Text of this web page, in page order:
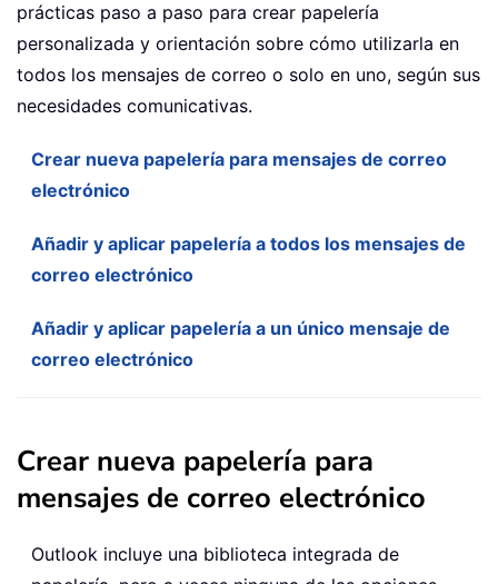
prácticas paso a paso para crear papelería
personalizada y orientación sobre cómo utilizarla en
todos los mensajes de correo o solo en uno, según sus
necesidades comunicativas.
Crear nueva papelería para mensajes de correo
electrónico
Añadir y aplicar papelería a todos los mensajes de
correo electrónico
Añadir y aplicar papelería a un único mensaje de
correo electrónico
Crear nueva papelería para
mensajes de correo electrónico
Outlook incluye una biblioteca integrada de